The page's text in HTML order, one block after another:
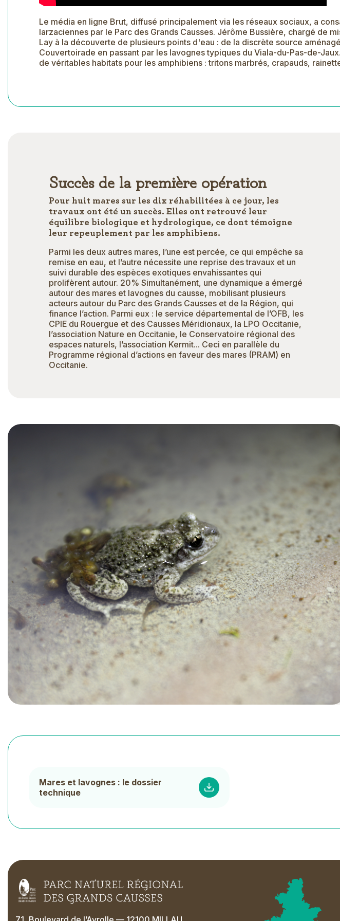
Le média en ligne Brut, diffusé principalement via les réseaux sociaux, a
larzaciennes par le Parc des Grands Causses. Jérôme Bussière, chargé de
Lay à la découverte de plusieurs points d'eau : de la discrète source
Couvertoirade en passant par les lavognes typiques du Viala-du-Pas-de-
de véritables habitats pour les amphibiens : tritons marbrés, crapauds,
Succès de la première opération
Pour huit mares sur les dix réhabilitées à ce jour, les
travaux ont été un succès. Elles ont retrouvé leur
équilibre biologique et hydrologique, ce dont témoigne
leur repeuplement par les amphibiens.
Parmi les deux autres mares, l’une est percée, ce qui empêche sa
remise en eau, et l’autre nécessite une reprise des travaux et un
suivi durable des espèces exotiques envahissantes qui
prolifèrent autour. 20% Simultanément, une dynamique a émergé
autour des mares et lavognes du causse, mobilisant plusieurs
acteurs autour du Parc des Grands Causses et de la Région, qui
finance l’action. Parmi eux : le service départemental de l’OFB, les
CPIE du Rouergue et des Causses Méridionaux, la LPO Occitanie,
l’association Nature en Occitanie, le Conservatoire régional des
espaces naturels, l’association Kermit... Ceci en parallèle du
Programme régional d’actions en faveur des mares (PRAM) en
Occitanie.
ListMares et lavognes : le dossier
technique